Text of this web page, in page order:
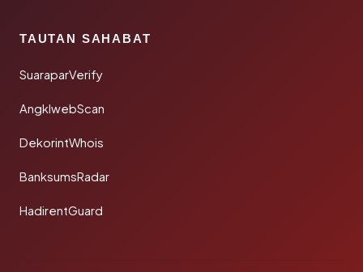
TAUTAN SAHABAT
SuaraparVerify
AngklwebScan
DekorintWhois
BanksumsRadar
HadirentGuard